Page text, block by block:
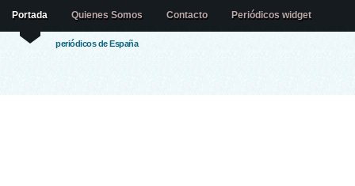
periódicos de España
Portada Quienes Somos Contacto Periódicos widget